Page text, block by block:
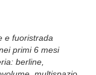
e fuoristrada
primi 6 mesi
berline,